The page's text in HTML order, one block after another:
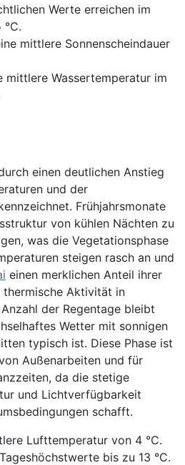
Werte erreichen im
mittlere Sonnenscheindauer
mittlere Wassertemperatur im
einen deutlichen Anstieg
und der
Frühjahrsmonate
von kühlen Nächten zu
was die Vegetationsphase
steigen rasch an und
einen merklichen Anteil ihrer
thermische Aktivität in
der Regentage bleibt
Wetter mit sonnigen
typisch ist. Diese Phase ist
Außenarbeiten und für
da die stetige
und Lichtverfügbarkeit
schafft.
Lufttemperatur von 4 °C.
bis zu 13 °C.